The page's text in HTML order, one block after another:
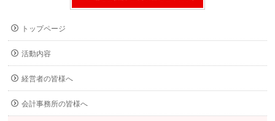
トップページ
活動内容
経営者の皆様へ
会計事務所の皆様へ